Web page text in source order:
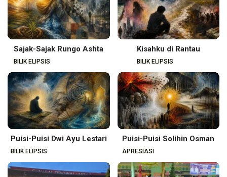
Sajak-Sajak Rungo Ashta
BILIK ELIPSIS
Kisahku di Rantau
BILIK ELIPSIS
Puisi-Puisi Dwi Ayu Lestari
BILIK ELIPSIS
Puisi-Puisi Solihin Osman
APRESIASI